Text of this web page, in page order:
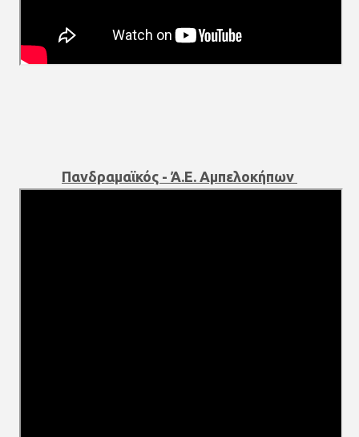
Πανδραμαϊκός - Ά.Ε. Αμπελοκήπων